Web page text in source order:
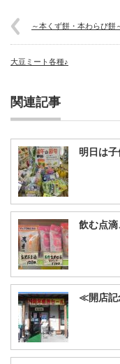
～本くず餅・本わらび餅
大豆ミート各種♪
関連記事
明日は子
飲む点滴
≪開店記